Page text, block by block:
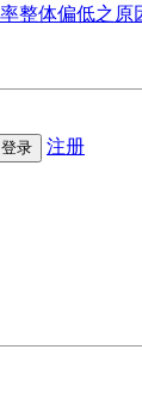
整体偏低之原
注册